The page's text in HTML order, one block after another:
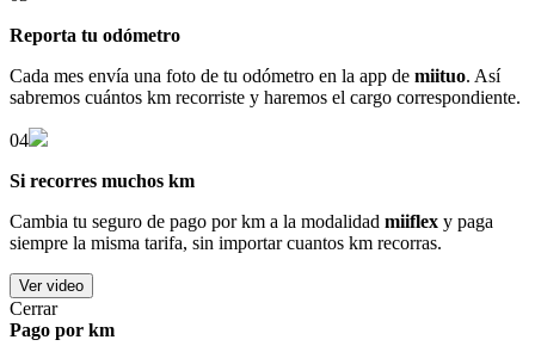
Reporta tu odómetro
Cada mes envía una foto de tu odómetro en la app de miituo. Así
sabremos cuántos km recorriste y haremos el cargo correspondiente.
04
Si recorres muchos km
Cambia tu seguro de pago por km a la modalidad miiflex y paga
siempre la misma tarifa, sin importar cuantos km recorras.
Ver video
Cerrar
Pago por km